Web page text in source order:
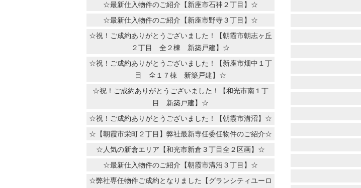
☆最新仕入物件のご紹介【新座市石神２丁目】☆
☆最新仕入物件のご紹介【新座市野寺３丁目】☆
☆祝！ご成約ありがとうございました！【朝霞市朝志ヶ丘
２丁目 全２棟 新築戸建】☆
☆祝！ご成約ありがとうございました！【新座市畑中１丁
目 全１７棟 新築戸建】☆
☆祝！ご成約ありがとうございました！【和光市南１丁
目 新築戸建】☆
☆祝！ご成約ありがとうございました！【朝霞市溝沼】☆
☆【朝霞市栄町２丁目】弊社最新専任委任物件のご紹介☆
☆人気の新倉エリア【和光市新倉３丁目全２区画】☆
☆最新仕入物件のご紹介【朝霞市溝沼３丁目】☆
☆弊社専任物件ご成約となりました【グランシティユーロ